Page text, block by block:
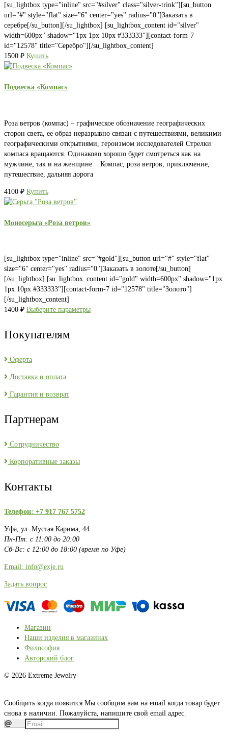
[su_lightbox type="inline" src="#silver" class="silver-trink"][su_button
url="#" style="flat" size="6" center="yes" radius="0"]Заказать в
серебре[/su_button][/su_lightbox] [su_lightbox_content id="silver"
width=600px" shadow="1px 1px 10px #333333"][contact-form-7
id="12578" title="Серебро"][/su_lightbox_content]
1500 ₽ Купить
Подвеска «Компас»
Роза ветров (компас) – графическое обозначение географических
сторон света, ее образ неразрывно связан с путешествиями, великими
географическими открытиями, героизмом исследователей Стрелки
компаса вращаются. Одинаково хорошо будет смотреться как на
мужчине, так и на женщине. Компас, роза ветров, приключение,
путешествие, дальняя дорога
4100 ₽ Купить
Моносерьга «Роза ветров»
[su_lightbox type="inline" src="#gold"][su_button url="#" style="flat"
size="6" center="yes" radius="0"]Заказать в золоте[/su_button]
[/su_lightbox] [su_lightbox_content id="gold" width=600px" shadow="1px
1px 10px #333333"][contact-form-7 id="12578" title="Золото"]
[/su_lightbox_content]
1400 ₽ Выберите параметры
Покупателям
Оферта
Доставка и оплата
Гарантия и возврат
Партнерам
Сотрудничество
Корпоративные заказы
Контакты
Телефон: +7 917 767 5752
Уфа, ул. Мустая Карима, 44
Пн-Пт: с 11:00 до 20:00
Сб-Вс: с 12:00 до 18:00 (время по Уфе)
Email: info@exje.ru
Задать вопрос
Магазин
Наши изделия в магазинах
Философия
Авторский блог
© 2026 Extreme Jewelry
Сообщить когда появится Мы сообщим вам на email когда товар будет
снова в наличии. Пожалуйста, напишите свой email адрес.